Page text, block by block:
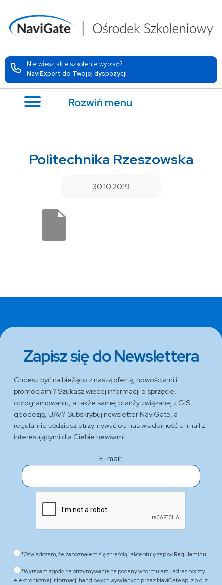
Nie wiesz jakie szkolenie wybrać?
NaviExpert do Twojej dyspozycji
Rozwiń menu
Politechnika Rzeszowska
30.10.2019
Zapisz się do Newslettera
Chcesz być na bieżąco z naszą ofertą, nowościami i
promocjami? Szukasz więcej informacji o sprzęcie,
oprogramowaniu, a także samej branży związanej z GIS,
geodezją, UAV? Subskrybuj newsletter NaviGate, a
regularnie będziesz otrzymywać od nas wiadomość e-mail z
interesującymi dla Ciebie newsami.
E-mail:
*Oświadczam, że zapoznałem się z treścią i akceptuję zapisy Regulaminu.
*Wyrażam zgodę na otrzymywanie na podany w formularzu adres poczty
elektronicznej informacji handlowych wysyłanych przez NaviGate sp. z o.o. z